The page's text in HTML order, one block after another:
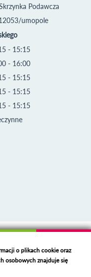
Podawcza
umopole
- 15:15
- 16:00
- 15:15
- 15:15
- 15:15
o plikach cookie oraz
osobowych znajduje się